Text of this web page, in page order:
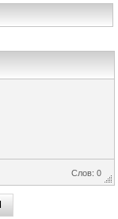
Слов: 0